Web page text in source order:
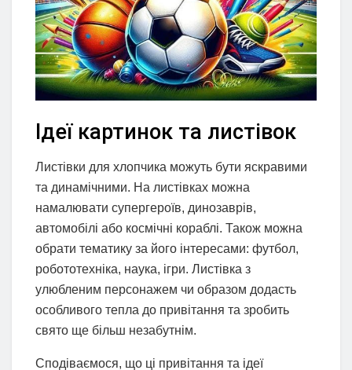
Ідеї картинок та листівок
Листівки для хлопчика можуть бути яскравими
та динамічними. На листівках можна
намалювати супергероїв, динозаврів,
автомобілі або космічні кораблі. Також можна
обрати тематику за його інтересами: футбол,
робототехніка, наука, ігри. Листівка з
улюбленим персонажем чи образом додасть
особливого тепла до привітання та зробить
свято ще більш незабутнім.
Сподіваємося, що ці привітання та ідеї